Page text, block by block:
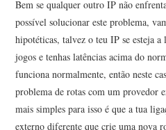
Bem se qualquer outro IP não
possível solucionar este problema,
hipotéticas, talvez o teu IP se esteja
jogos e tenhas latências acima do
funciona normalmente, então neste
problema de rotas com um provedor
mais simples para isso é que a tua
externo diferente que crie uma nova